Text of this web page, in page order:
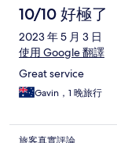
10/10 好極了
2023 年 5 月 3 日
使用 Google 翻譯
Great service
Gavin，1 晚旅行